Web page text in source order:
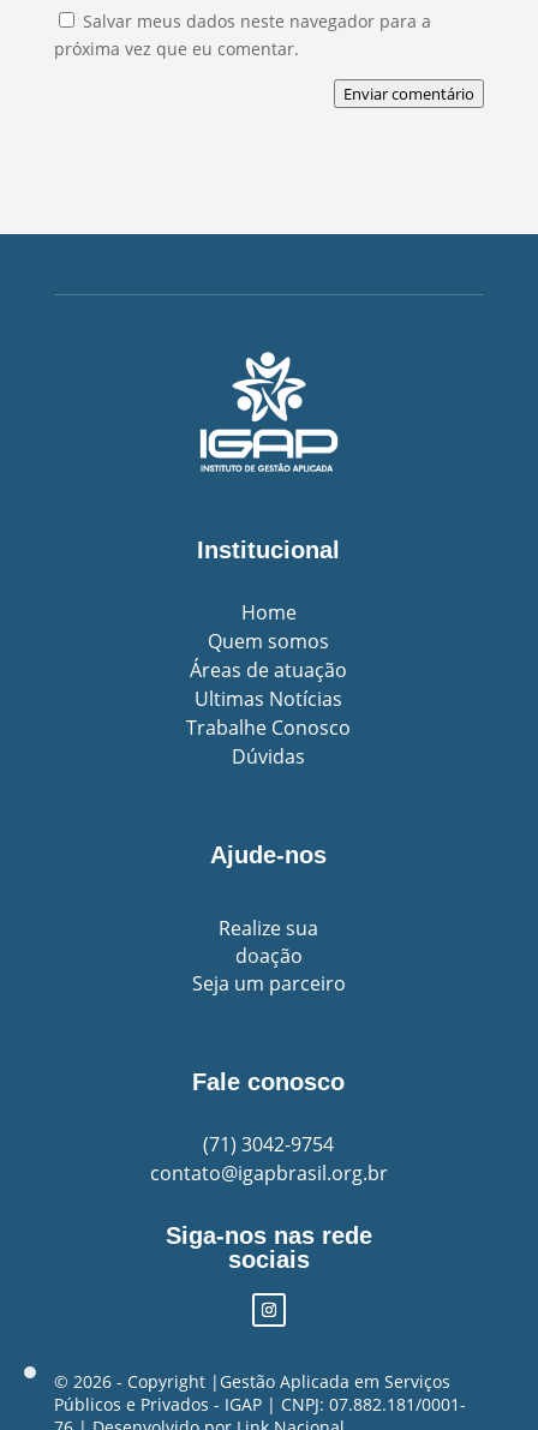
Salvar meus dados neste navegador para a
próxima vez que eu comentar.
Enviar comentário
Institucional
Home
Quem somos
Áreas de atuação
Ultimas Notícias
Trabalhe Conosco
Dúvidas
Ajude-nos
Realize sua
doação
Seja um parceiro
Fale conosco
(71)3042-9754
contato@igapbrasil.org.br
Siga-nos nas rede
sociais
©️ 2026 - Copyright |Gestão Aplicada em Serviços
Públicos e Privados - IGAP | CNPJ: 07.882.181/0001-